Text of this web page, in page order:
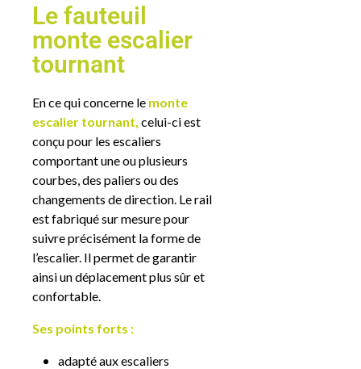
Le fauteuil
monte escalier
tournant
En ce qui concerne le monte
escalier tournant, celui-ci est
conçu pour les escaliers
comportant une ou plusieurs
courbes, des paliers ou des
changements de direction. Le rail
est fabriqué sur mesure pour
suivre précisément la forme de
l’escalier. Il permet de garantir
ainsi un déplacement plus sûr et
confortable.
Ses points forts :
adapté aux escaliers